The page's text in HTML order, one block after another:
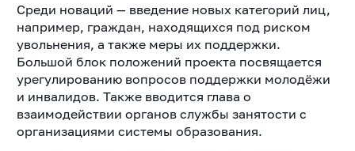
Среди новаций — введение новых категорий лиц,
например, граждан, находящихся под риском
увольнения, а также меры их поддержки.
Большой блок положений проекта посвящается
урегулированию вопросов поддержки молодёжи
и инвалидов. Также вводится глава о
взаимодействии органов службы занятости с
организациями системы образования.